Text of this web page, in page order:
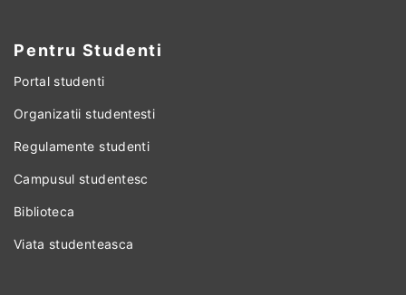
Pentru Studenti
Portal studenti
Organizatii studentesti
Regulamente studenti
Campusul studentesc
Biblioteca
Viata studenteasca